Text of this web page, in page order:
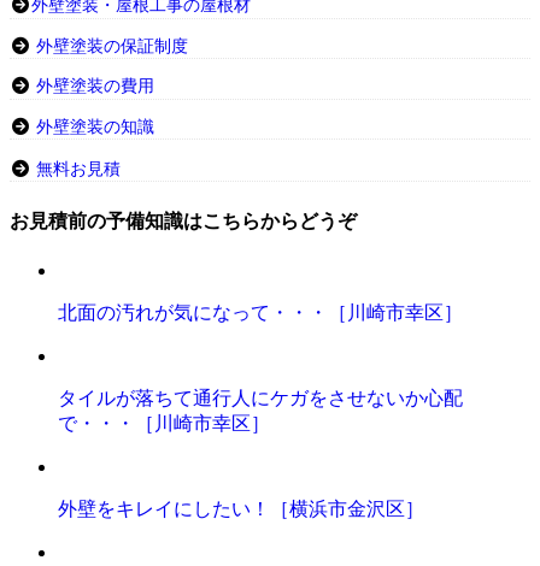
外壁塗装・屋根工事の屋根材
外壁塗装の保証制度
外壁塗装の費用
外壁塗装の知識
無料お見積
お見積前の予備知識はこちらからどうぞ
北面の汚れが気になって・・・［川崎市幸区］
タイルが落ちて通行人にケガをさせないか心配
で・・・［川崎市幸区］
外壁をキレイにしたい！［横浜市金沢区］